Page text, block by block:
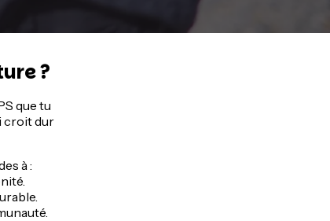
?
que tu
croit dur
à :